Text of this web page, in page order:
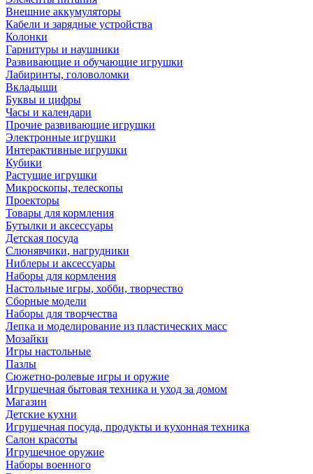
Внешние аккумуляторы
Кабели и зарядные устройства
Колонки
Гарнитуры и наушники
Развивающие и обучающие игрушки
Лабиринты, головоломки
Вкладыши
Буквы и цифры
Часы и календари
Прочие развивающие игрушки
Электронные игрушки
Интерактивные игрушки
Кубики
Растущие игрушки
Микроскопы, телескопы
Проекторы
Товары для кормления
Бутылки и аксессуары
Детская посуда
Слюнявчики, нагрудники
Ниблеры и аксессуары
Наборы для кормления
Настольные игры, хобби, творчество
Сборные модели
Наборы для творчества
Лепка и моделирование из пластических масс
Мозайки
Игры настольные
Пазлы
Сюжетно-ролевые игры и оружие
Игрушечная бытовая техника и уход за домом
Магазин
Детские кухни
Игрушечная посуда, продукты и кухонная техника
Салон красоты
Игрушечное оружие
Наборы военного